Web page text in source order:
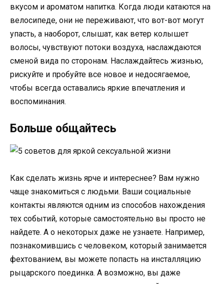
вкусом и ароматом напитка. Когда люди катаются на
велосипеде, они не переживают, что вот-вот могут
упасть, а наоборот, слышат, как ветер колышет
волосы, чувствуют потоки воздуха, наслаждаются
сменой вида по сторонам. Наслаждайтесь жизнью,
рискуйте и пробуйте все новое и недосягаемое,
чтобы всегда оставались яркие впечатления и
воспоминания.
Больше общайтесь
Как сделать жизнь ярче и интереснее? Вам нужно
чаще знакомиться с людьми. Ваши социальные
контакты являются одним из способов нахождения
тех событий, которые самостоятельно вы просто не
найдете. А о некоторых даже не узнаете. Например,
познакомившись с человеком, который занимается
фехтованием, вы можете попасть на инсталляцию
рыцарского поединка. А возможно, вы даже